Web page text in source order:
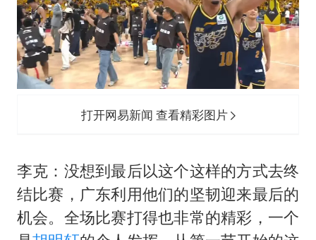
打开网易新闻 查看精彩图片
李克：没想到最后以这个这样的方式去终
结比赛，广东利用他们的坚韧迎来最后的
机会。全场比赛打得也非常的精彩，一个